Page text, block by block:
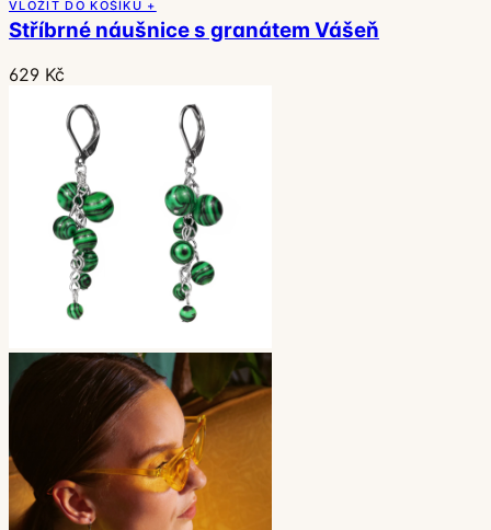
VLOŽIT DO KOŠÍKU +
Stříbrné náušnice s granátem Vášeň
629 Kč